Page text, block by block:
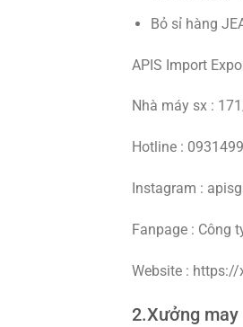
Bỏ sỉ hàng
APIS Import
Nhà máy sx :
Hotline :
Instagram :
Fanpage : Công
Website :
2.Xưởng may